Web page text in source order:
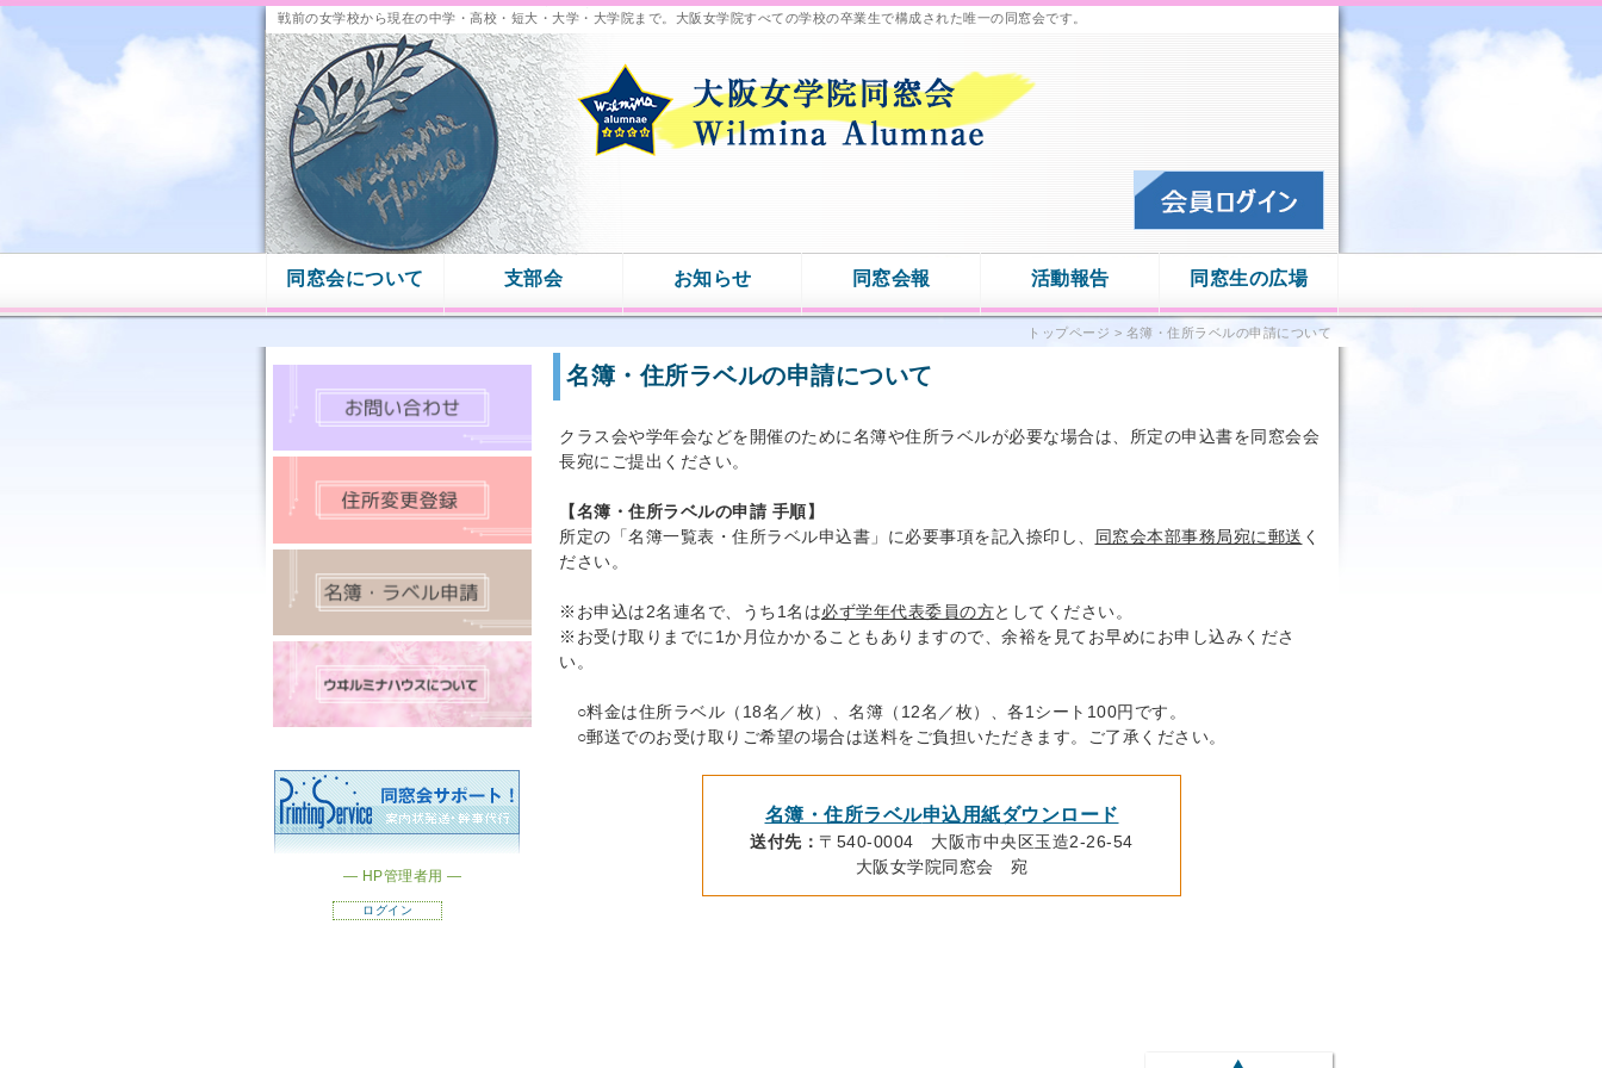
戦前の女学校から現在の中学・高校・短大・大学・大学院まで。大阪女学院すべての学校の卒業生で構成された唯一の同窓会です。
同窓会について 支部会 お知らせ 同窓会報 活動報告 同窓生の広場
トップページ > 名簿・住所ラベルの申請について
名簿・住所ラベルの申請について
クラス会や学年会などを開催のために名簿や住所ラベルが必要な場合は、所定の申込書を同窓会会
長宛にご提出ください。
【名簿 ・ 住所ラベルの申請 手順】
所定の「名簿⼀覧表・住所ラベル申込書」に必要事項を記入捺印し、 同窓会本部事務局宛に郵送 く
ださい。
※お申込は2名連名で、うち1名は必ず学年代表委員の方としてください。
※お受け取りまでに1か月位かかることもありますので、余裕を見てお早めにお申し込みくださ
い。
○料金は住所ラベル（18名／枚）、名簿（12名／枚）、各1シート100円です。
○郵送でのお受け取りご希望の場合は送料をご負担いただきます。ご了承ください。
名簿・住所ラベル申込用紙ダウンロード
送付先： 〒540-0004 大阪市中央区玉造2-26-54
大阪女学院同窓会 宛
― HP管理者用 ―
ログイン